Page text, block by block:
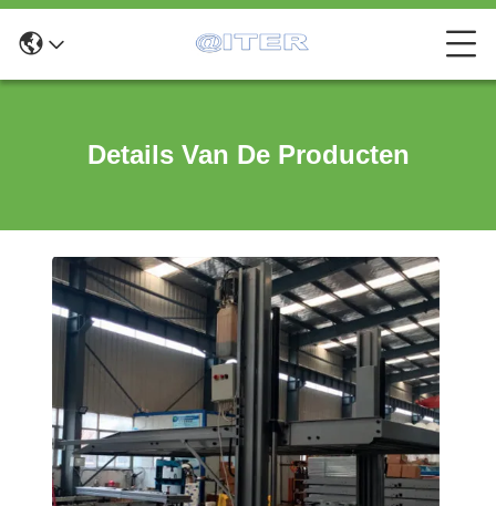
Details Van De Producten